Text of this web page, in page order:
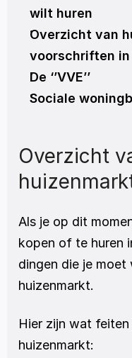
wilt huren
Overzicht van
voorschriften in
De ‘’VVE’’
Sociale
Overzicht
Als je op dit
kopen of te huren
dingen die je
huizenmarkt.
Hier zijn wat
huizenmarkt: